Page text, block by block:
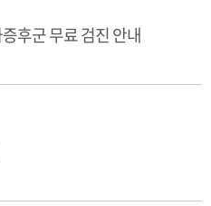
후군 무료 검진 안내